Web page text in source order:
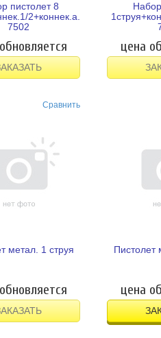
пистолет 8
2+коннек.а.с.1/2+штуцер
7502
Сравнить
цена
метал. 1 струя Пистолет
цена